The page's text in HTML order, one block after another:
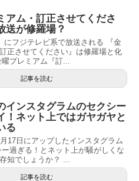
アム・訂正させてくださ
送が修羅場？
にフジテレビ系で放送される 『金
正させてください』は修羅場と化
プレミアム『訂...
記事を読む
インスタグラムのセクシー
！ネット上ではガヤガヤと
る
17日にアップしたインスタグラム
過ぎる！とネット上が騒がしくな
知でしょうか？ ...
記事を読む